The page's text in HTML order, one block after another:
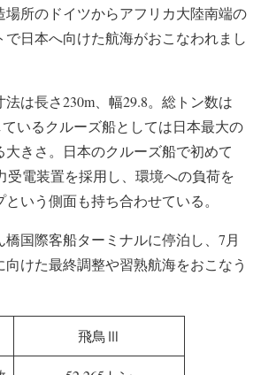
場所のドイツからアフリカ大陸南端の
日本へ向けた航海がおこなわれまし
は長さ230m、幅29.8。総トン数は
いるクルーズ船としては日本最大の
大きさ。日本のクルーズ船で初めて
受電装置を採用し、環境への負荷を
いう側面も持ち合わせている。
橋国際客船ターミナルに停泊し、7月
けた最終調整や習熟航海をおこなう
飛鳥Ⅲ